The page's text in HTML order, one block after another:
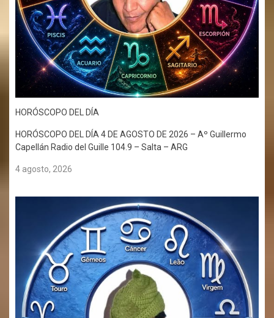
HORÓSCOPO DEL DÍA
HORÓSCOPO DEL DÍA 4 DE AGOSTO DE 2026 – Aº Guillermo
Capellán Radio del Guille 104.9 – Salta – ARG
4 agosto, 2026